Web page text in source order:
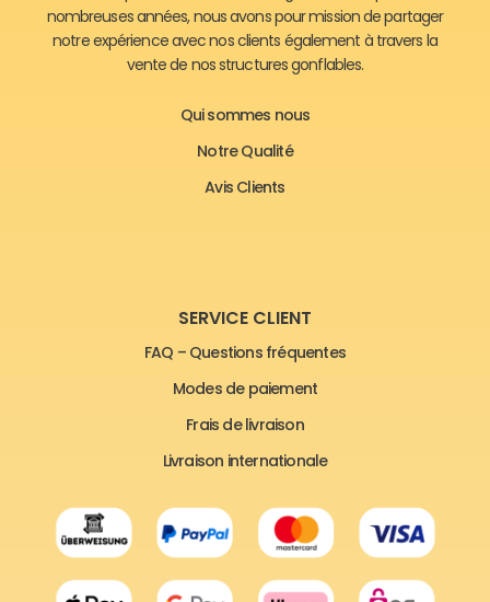
nombreuses années, nous avons pour mission de partager
notre expérience avec nos clients également à travers la
vente de nos structures gonflables.
Qui sommes nous
Notre Qualité
Avis Clients
SERVICE CLIENT
FAQ – Questions fréquentes
Modes de paiement
Frais de livraison
Livraison internationale